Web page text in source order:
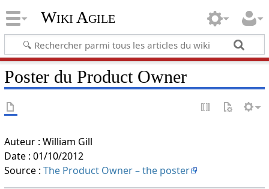
Wiki Agile
Poster du Product Owner
Auteur : William Gill
Date : 01/10/2012
Source : The Product Owner – the poster